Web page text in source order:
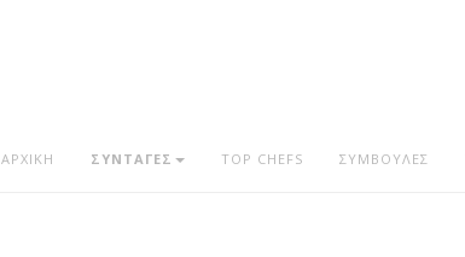
ΑΡΧΙΚΗ ΣΥΝΤΑΓΕΣ TOP CHEFS ΣΥΜΒΟΥΛΕΣ